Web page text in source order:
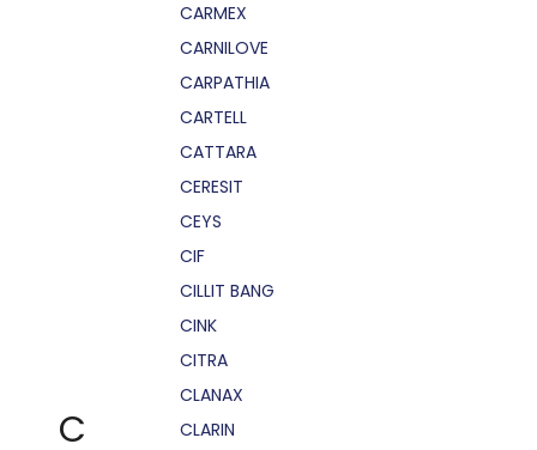
C
CARMEX
CARNILOVE
CARPATHIA
CARTELL
CATTARA
CERESIT
CEYS
CIF
CILLIT BANG
CINK
CITRA
CLANAX
CLARIN